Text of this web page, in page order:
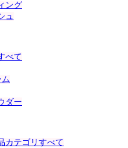
ング
ュ
べて
ダー
カテゴリすべて